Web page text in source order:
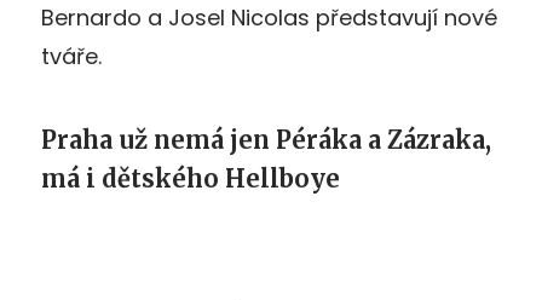
Bernardo a Josel Nicolas představují nové
tváře.
Praha už nemá jen Péráka a Zázraka,
má i dětského Hellboye